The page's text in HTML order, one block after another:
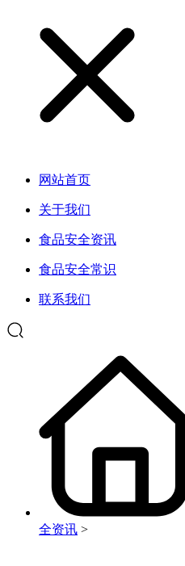
网站首页
关于我们
食品安全资讯
食品安全常识
联系我们
全资讯 >